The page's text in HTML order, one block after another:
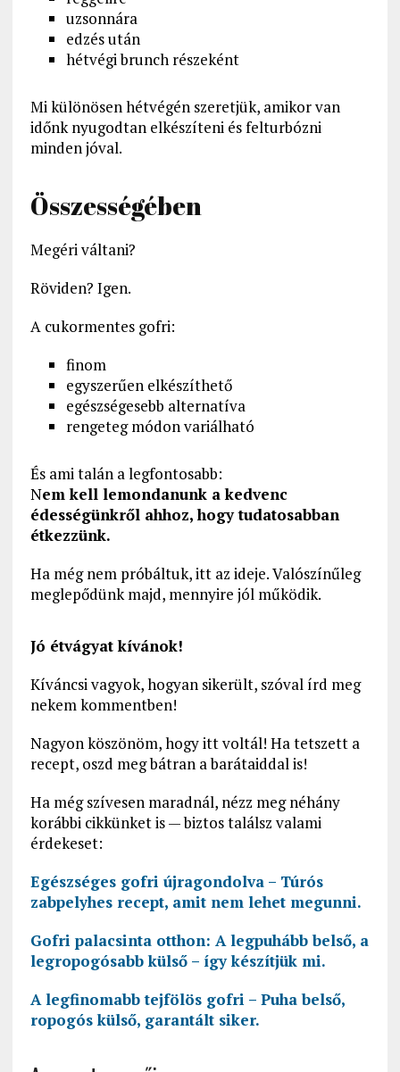
uzsonnára
edzés után
hétvégi brunch részeként
Mi különösen hétvégén szeretjük, amikor van
időnk nyugodtan elkészíteni és felturbózni
minden jóval.
Összességében
Megéri váltani?
Röviden? Igen.
A cukormentes gofri:
finom
egyszerűen elkészíthető
egészségesebb alternatíva
rengeteg módon variálható
És ami talán a legfontosabb:
Nem kell lemondanunk a kedvenc
édességünkről ahhoz, hogy tudatosabban
étkezzünk.
Ha még nem próbáltuk, itt az ideje. Valószínűleg
meglepődünk majd, mennyire jól működik.
Jó étvágyat kívánok!
Kíváncsi vagyok, hogyan sikerült, szóval írd meg
nekem kommentben!
Nagyon köszönöm, hogy itt voltál! Ha tetszett a
recept, oszd meg bátran a barátaiddal is!
Ha még szívesen maradnál, nézz meg néhány
korábbi cikkünket is — biztos találsz valami
érdekeset:
Egészséges gofri újragondolva – Túrós
zabpelyhes recept, amit nem lehet megunni.
Gofri palacsinta otthon: A legpuhább belső, a
legropogósabb külső – így készítjük mi.
A legfinomabb tejfölös gofri – Puha belső,
ropogós külső, garantált siker.